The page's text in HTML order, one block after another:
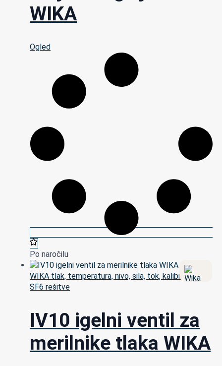
WIKA
Ogled
Po naročilu
WIKA tlak, temperatura, nivo, sila, tok, kalibracija in
SF6 rešitve
IV10 igelni ventil za
merilnike tlaka WIKA